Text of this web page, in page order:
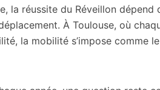
la réussite du Réveillon
À Toulouse, où
la mobilité s’impose comme